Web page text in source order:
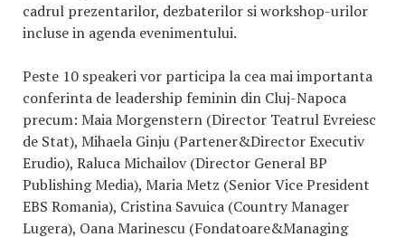
cadrul prezentarilor, dezbaterilor si workshop-urilor
incluse in agenda evenimentului.
Peste 10 speakeri vor participa la cea mai importanta
conferinta de leadership feminin din Cluj-Napoca
precum: Maia Morgenstern (Director Teatrul Evreiesc
de Stat), Mihaela Ginju (Partener&Director Executiv
Erudio), Raluca Michailov (Director General BP
Publishing Media), Maria Metz (Senior Vice President
EBS Romania), Cristina Savuica (Country Manager
Lugera), Oana Marinescu (Fondatoare&Managing